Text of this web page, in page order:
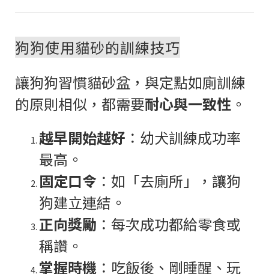
狗狗使用貓砂的訓練技巧
讓狗狗習慣貓砂盆，與定點如廁訓練
的原則相似，都需要耐心與一致性 。
越早開始越好 ：幼犬訓練成功率
最高。
固定口令 ：如「去廁所」，讓狗
狗建立連結。
正向獎勵 ：每次成功都給零食或
稱讚。
掌握時機 ：吃飯後、剛睡醒、玩